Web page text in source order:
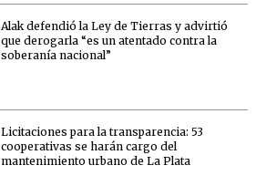
Alak defendió la Ley de Tierras y advirtió
que derogarla “es un atentado contra la
soberanía nacional”
Licitaciones para la transparencia: 53
cooperativas se harán cargo del
mantenimiento urbano de La Plata